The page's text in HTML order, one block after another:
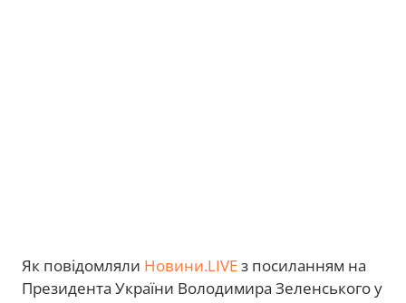
Як повідомляли Новини.LIVEз посиланням на
Президента України Володимира Зеленського у